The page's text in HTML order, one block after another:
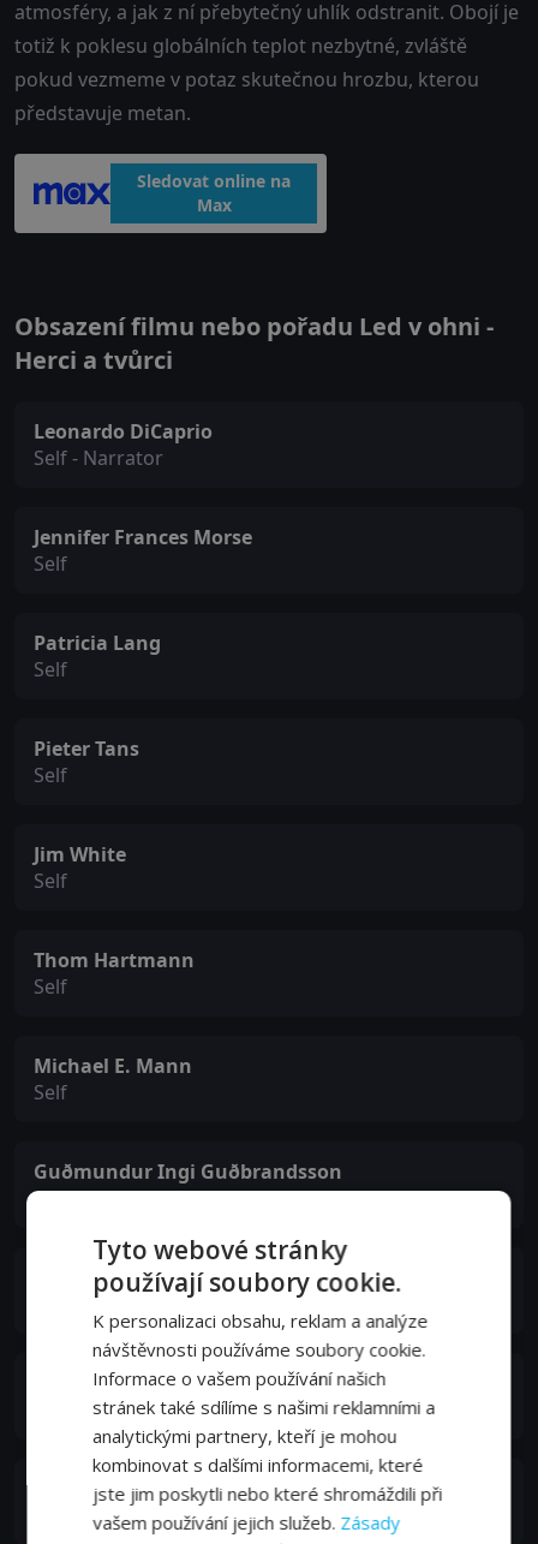
atmosféry, a jak z ní přebytečný uhlík odstranit. Obojí je
totiž k poklesu globálních teplot nezbytné, zvláště
pokud vezmeme v potaz skutečnou hrozbu, kterou
představuje metan.
Sledovat online na
Max
Obsazení filmu nebo pořadu Led v ohni -
Herci a tvůrci
Leonardo DiCaprio
Self - Narrator
Jennifer Frances Morse
Self
Patricia Lang
Self
Pieter Tans
Self
Jim White
Self
Thom Hartmann
Self
Michael E. Mann
Self
Guðmundur Ingi Guðbrandsson
Self
Catherine Lund Myhre
Peter Wadhams
Elizabeth Brown
Tyto webové stránky
používají soubory cookie.
K personalizaci obsahu, reklam a analýze
návštěvnosti používáme soubory cookie.
Informace o vašem používání našich
stránek také sdílíme s našimi reklamními a
analytickými partnery, kteří je mohou
kombinovat s dalšími informacemi, které
jste jim poskytli nebo které shromáždili při
vašem používání jejich služeb. Zásady